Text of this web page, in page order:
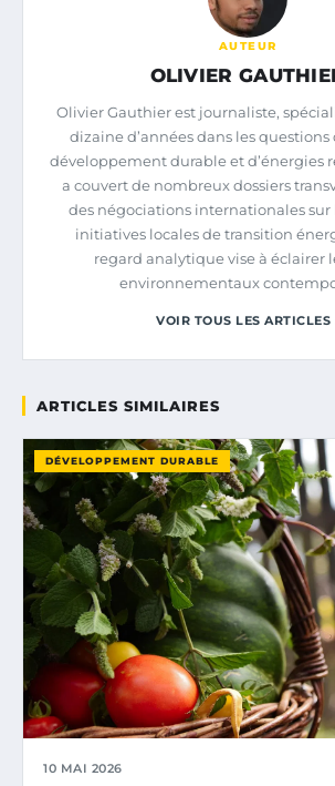
AUTEUR
OLIVIER
Olivier Gauthier est journaliste,
dizaine d’années dans les
développement durable et d’énergies
a couvert de nombreux dossiers
des négociations internationales
initiatives locales de transition
regard analytique vise à éclairer
environnementaux
VOIR TOUS LES ARTICLES
ARTICLES SIMILAIRES
DÉVELOPPEMENT DURABLE
10 MAI 2026